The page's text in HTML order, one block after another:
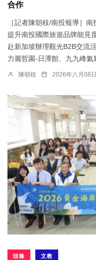
合作
［記者陳朝枝/南投報導］
提升南投國際旅遊品牌能見
赴新加坡辦理觀光B2B交流
力麗哲園-日潭館、九九峰氦
陳朝枝 2026年八月08日
頭條 文教